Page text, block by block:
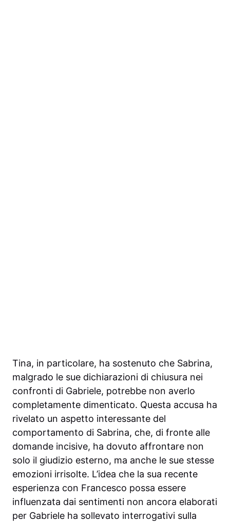
Tina, in particolare, ha sostenuto che Sabrina,
malgrado le sue dichiarazioni di chiusura nei
confronti di Gabriele, potrebbe non averlo
completamente dimenticato. Questa accusa ha
rivelato un aspetto interessante del
comportamento di Sabrina, che, di fronte alle
domande incisive, ha dovuto affrontare non
solo il giudizio esterno, ma anche le sue stesse
emozioni irrisolte. L’idea che la sua recente
esperienza con Francesco possa essere
influenzata dai sentimenti non ancora elaborati
per Gabriele ha sollevato interrogativi sulla